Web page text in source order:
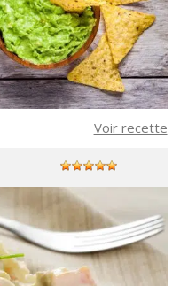
Voir recette